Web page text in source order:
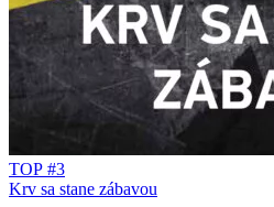
TOP #3
Krv sa stane zábavou